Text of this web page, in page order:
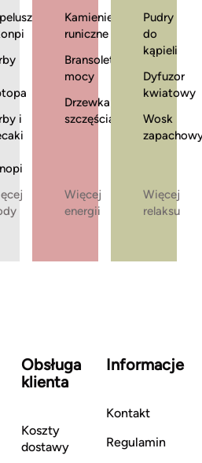
i
Kamienie
runiczne
Bransoletki
mocy
Drzewka
szczęścia
Więcej
energii
Pudry
do
kąpieli
Dyfuzor
kwiatowy
Wosk
Więcej
relaksu
Obsługa
klienta
Koszty
dostawy
Informacje
Kontakt
Regulamin